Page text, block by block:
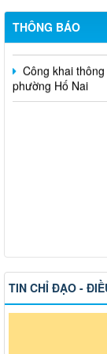
THÔNG BÁO
việc
Công khai
phường Hố Nai
TIN CHỈ ĐẠO -